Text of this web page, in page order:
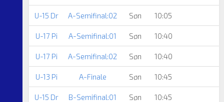
U-15 Dr A-Semifinal:02 Søn 10:05
U-17 Pi A-Semifinal:01 Søn 10:40
U-17 Pi A-Semifinal:02 Søn 10:40
U-13 Pi A-Finale Søn 10:45
U-15 Dr B-Semifinal:01 Søn 10:45